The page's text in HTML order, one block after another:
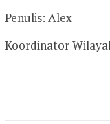
Penulis: Alex
Koordinator